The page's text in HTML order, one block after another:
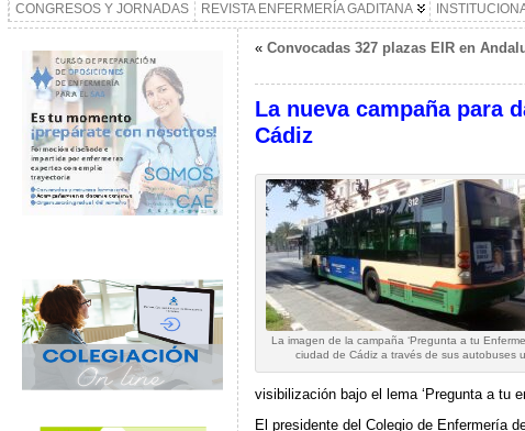
CONGRESOS Y JORNADAS
REVISTA ENFERMERÍA GADITANA
« Convocadas 327 plazas EIR en
La nueva campaña para
Cádiz
La imagen de la campaña ‘Pregunta a tu
ciudad de Cádiz a través de sus autobuses
visibilización bajo el lema ‘Pregunta a tu
El presidente del Colegio de Enfermería